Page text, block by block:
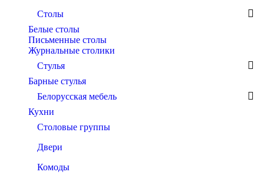
Столы
Белые столы
Письменные столы
Журнальные столики
Стулья
Барные стулья
Белорусская мебель
Кухни
Столовые группы
Двери
Комоды